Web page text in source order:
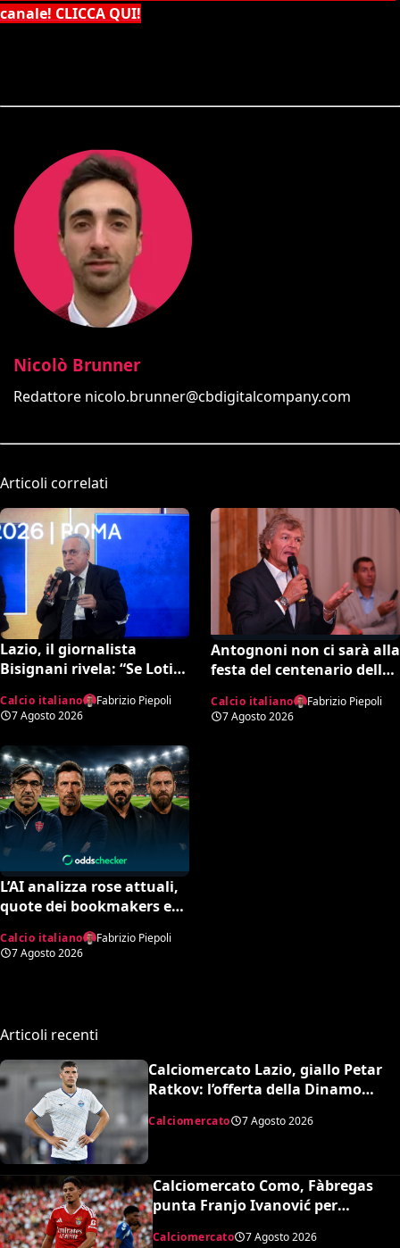
canale! CLICCA QUI!
Nicolò Brunner
Redattore nicolo.brunner@cbdigitalcompany.com
Articoli correlati
Lazio, il giornalista
Bisignani rivela: “Se Lotito
non trova quella cifra
entro tale data il destino è
segnato”
Calcio italiano
Fabrizio Piepoli
7 Agosto 2026
Antognoni non ci sarà alla
festa del centenario della
una lettera al vetriolo a
Commisso jr. I motivi di
Calcio italiano
Fabrizio Piepoli
7 Agosto 2026
L’AI analizza rose attuali,
quote dei bookmakers e
rischia davvero di
retrocedere. C’è anche
Calcio italiano
Fabrizio Piepoli
7 Agosto 2026
Articoli recenti
Calciomercato Lazio, giallo Petar
Ratkov: l’offerta della Dinamo
Calciomercato 7 Agosto 2026
Calciomercato Como, Fàbregas
punta Franjo Ivanović per
l’attacco: il punto sulla trattativa
Calciomercato 7 Agosto 2026